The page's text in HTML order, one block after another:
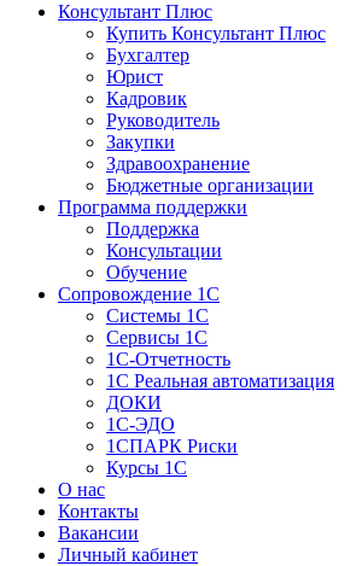
Консультант Плюс
Купить Консультант Плюс
Бухгалтер
Юрист
Кадровик
Руководитель
Закупки
Здравоохранение
Бюджетные организации
Программа поддержки
Поддержка
Консультации
Обучение
Сопровождение 1С
Системы 1С
Сервисы 1С
1C-Отчетность
1С Реальная автоматизация
ДОКИ
1C-ЭДО
1СПАРК Риски
Курсы 1С
О нас
Контакты
Вакансии
Личный кабинет